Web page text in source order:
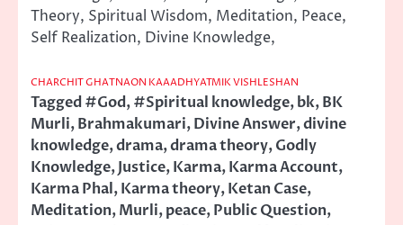
Theory, Spiritual Wisdom, Meditation, Peace,
Self Realization, Divine Knowledge,
CHARCHIT GHATNAON KAAADHYATMIK VISHLESHAN
Tagged#God,#Spiritual knowledge,bk,BK
Murli,Brahmakumari,Divine Answer,divine
knowledge,drama,drama theory,Godly
Knowledge,Justice,Karma,Karma Account,
Karma Phal,Karma theory,Ketan Case,
Meditation,Murli,peace,Public Question,